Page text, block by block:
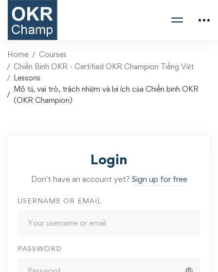
Home
Courses
Chiến Binh OKR - Certified OKR Champion Tiếng Việt
Lessons
Mô tả, vai trò, trách nhiệm và lợi ích của Chiến binh OKR
(OKR Champion)
Login
Don't have an account yet? Sign up for free
USERNAME OR EMAIL
PASSWORD